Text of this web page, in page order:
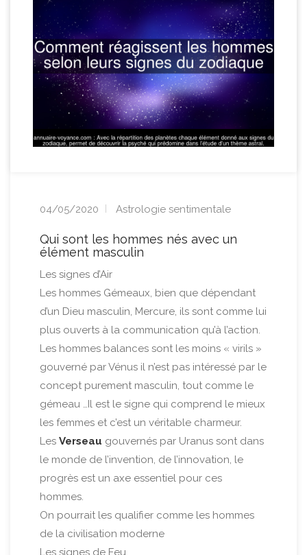
04/05/2020 Astrologie sentimentale
Qui sont les hommes nés avec un
élément masculin
Les signes d’Air
Les hommes Gémeaux, bien que dépendant
d’un Dieu masculin, Mercure, ils sont comme lui
plus ouverts à la communication qu’à l’action.
Les hommes balances sont les moins « virils »
gouverné par Vénus il n’est pas intéressé par le
concept purement masculin, tout comme le
gémeau …Il est le signe qui comprend le mieux
les femmes et c’est un véritable charmeur.
Les Verseau gouvernés par Uranus sont dans
le monde de l’invention, de l’innovation, le
progrès est un axe essentiel pour ces
hommes.
On pourrait les qualifier comme les hommes
de la civilisation moderne
Les signes de Feu